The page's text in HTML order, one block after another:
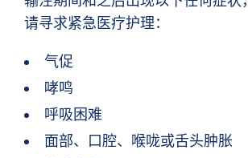
请寻求紧急医疗护理：
气促
哮鸣
呼吸困难
面部、口腔、喉咙或舌头肿胀